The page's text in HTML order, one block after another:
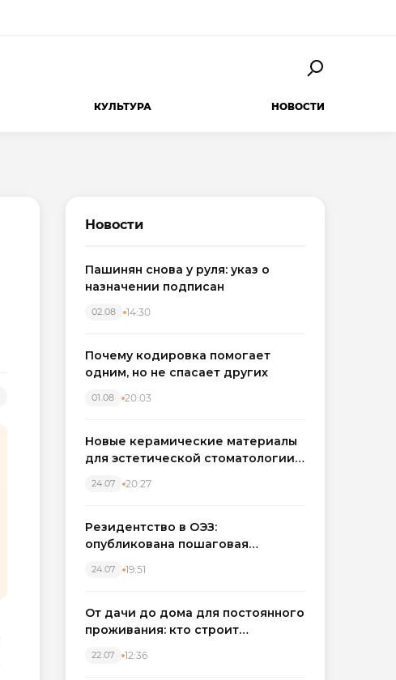
КУЛЬТУРА НОВОСТИ
Новости
Пашинян снова у руля: указ о
назначении подписан
02.08 14:30
Почему кодировка помогает
одним, но не спасает других
01.08 20:03
Новые керамические материалы
для эстетической стоматологии
24.07 20:27
Резидентство в ОЭЗ:
опубликована пошаговая
налоговых льгот для инвесторов
24.07 19:51
От дачи до дома для постоянного
проживания: кто строит
Западном регионе
22.07 12:36